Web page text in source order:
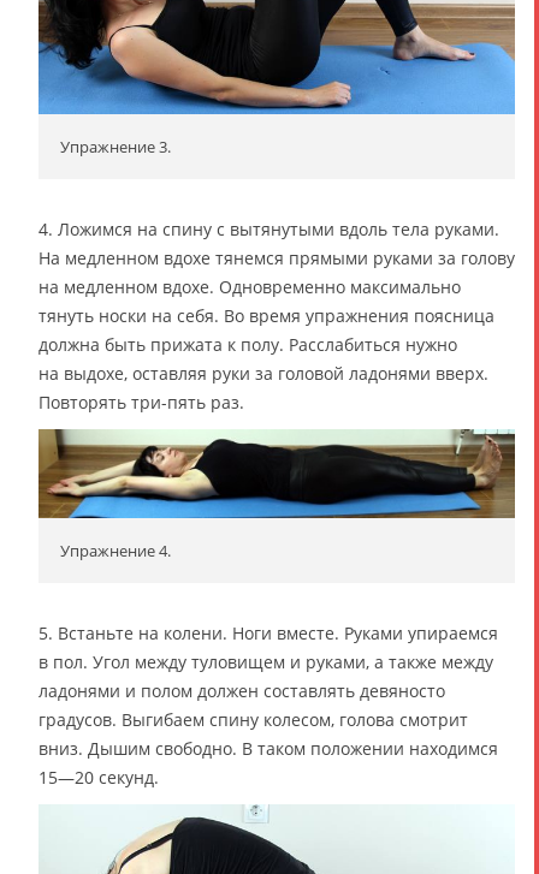
Упражнение 3.
4. Ложимся на спину с вытянутыми вдоль тела руками.
На медленном вдохе тянемся прямыми руками за голову
на медленном вдохе. Одновременно максимально
тянуть носки на себя. Во время упражнения поясница
должна быть прижата к полу. Расслабиться нужно
на выдохе, оставляя руки за головой ладонями вверх.
Повторять три-пять раз.
Упражнение 4.
5. Встаньте на колени. Ноги вместе. Руками упираемся
в пол. Угол между туловищем и руками, а также между
ладонями и полом должен составлять девяносто
градусов. Выгибаем спину колесом, голова смотрит
вниз. Дышим свободно. В таком положении находимся
15—20 секунд.